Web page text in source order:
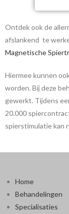
Ontdek ook de
afslankend te
Magnetische
Hiermee kunnen
worden. Bij deze
gewerkt. Tijdens
20.000
spierstimulatie kan
Home
Behandelingen
Specialisaties